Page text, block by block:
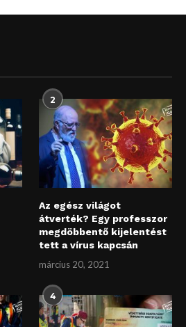
2
Az egész világot
átverték? Egy professzor
megdöbbentő kijelentést
tett a vírus kapcsán
március 20, 2021
4